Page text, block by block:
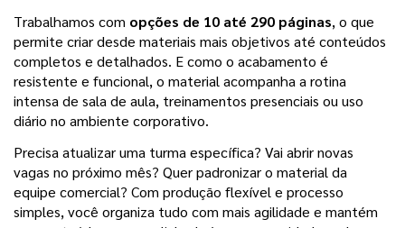
Trabalhamos com opções de 10 até 290 páginas, o que
permite criar desde materiais mais objetivos até conteúdos
completos e detalhados. E como o acabamento é
resistente e funcional, o material acompanha a rotina
intensa de sala de aula, treinamentos presenciais ou uso
diário no ambiente corporativo.
Precisa atualizar uma turma específica? Vai abrir novas
vagas no próximo mês? Quer padronizar o material da
equipe comercial? Com produção flexível e processo
simples, você organiza tudo com mais agilidade e mantém